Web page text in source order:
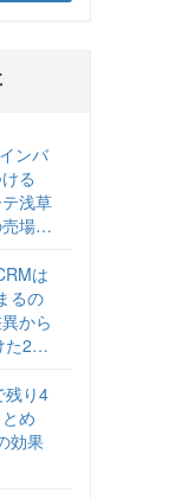
ンバ
ける
テ浅草
場づ
は
るの
から
た2ス
ル
残り4
とめ
効果